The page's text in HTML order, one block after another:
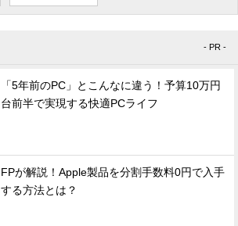
- PR -
「5年前のPC」とこんなに違う！予算10万円
台前半で実現する快適PCライフ
FPが解説！Apple製品を分割手数料0円で入手
する方法とは？